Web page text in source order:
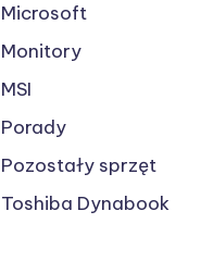
Microsoft
Monitory
MSI
Porady
Pozostały sprzęt
Toshiba Dynabook